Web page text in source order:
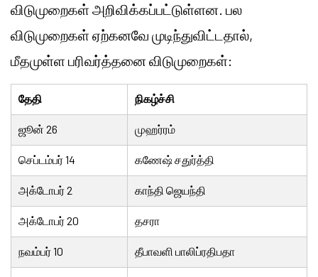
விடுமுறைகள் அறிவிக்கப்பட்டுள்ளன. பல
விடுமுறைகள் ஏற்கனவே முடிந்துவிட்டதால்,
மீதமுள்ள பரிவர்த்தனை விடுமுறைகள்:
தேதி நிகழ்ச்சி
ஜூன் 26 முஹர்ரம்
செப்டம்பர் 14 கணேஷ் சதுர்த்தி
அக்டோபர் 2 காந்தி ஜெயந்தி
அக்டோபர் 20 தசரா
நவம்பர் 10 தீபாவளி பாலிப்ரதிபதா